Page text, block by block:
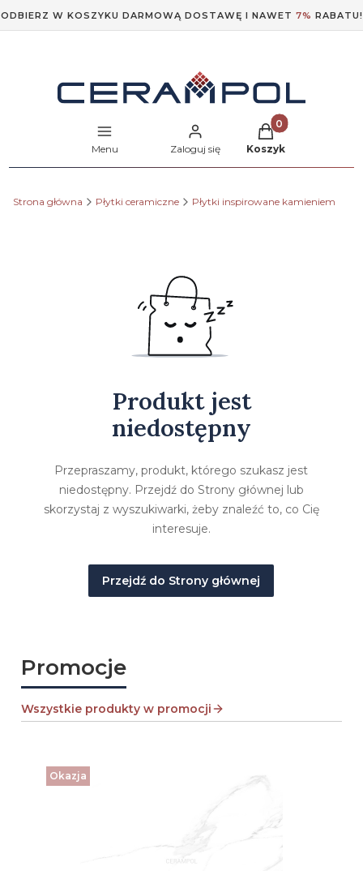
ODBIERZ W KOSZYKU DARMOWĄ DOSTAWĘ I NAWET 7% RABATU!
Menu Zaloguj się
Produkty w
Koszyk
Strona główna Płytki ceramiczne Płytki inspirowane kamieniem
Produkt jest
niedostępny
Przepraszamy, produkt, którego szukasz jest
niedostępny. Przejdź do Strony głównej lub
skorzystaj z wyszukiwarki, żeby znaleźć to, co Cię
interesuje.
Przejdź do Strony głównej
Promocje
Wszystkie produkty w promocji
Okazja